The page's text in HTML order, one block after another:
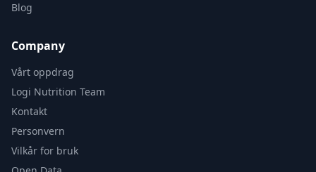
Blog
Company
Vårt oppdrag
Logi Nutrition Team
Kontakt
Personvern
Vilkår for bruk